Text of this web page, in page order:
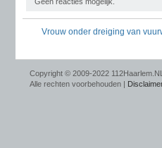
Vrouw onder dreiging van
Copyright © 2009-2022 112Haarlem.NL
Alle rechten voorbehouden |